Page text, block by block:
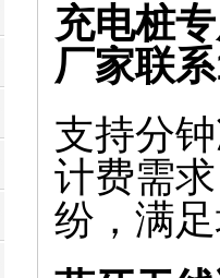
充电桩
厂家联
支持分
计费需
纷，满